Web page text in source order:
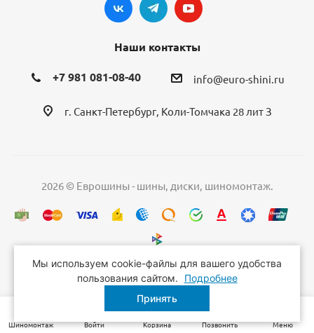
Наши контакты
+7 981 081-08-40 info@euro-shini.ru
г. Санкт-Петербург, Коли-Томчака 28 лит З
2026 © Еврошины - шины, диски, шиномонтаж.
Мы используем cookie-файлы для вашего удобства
пользования сайтом.
Подробнее
Принять
Шиномонтаж Войти Корзина Позвонить Меню